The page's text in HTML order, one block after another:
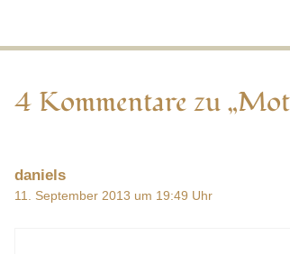
4 Kommentare zu
daniels
11. September 2013 um 19:49 Uhr